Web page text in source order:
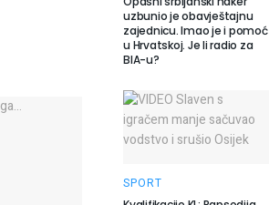
uzbunio je obavještajnu
zajednicu. Imao je i pomoć
u Hrvatskoj. Je li radio za
BIA-u?
SPORT